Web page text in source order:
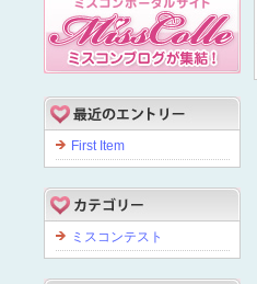
First Item
ミスコンテスト